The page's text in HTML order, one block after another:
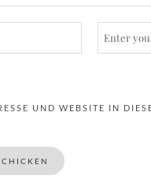
UND WEBSITE IN